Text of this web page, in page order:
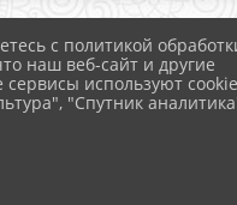
с политикой
наш веб-сайт и другие
используют
"Спутник